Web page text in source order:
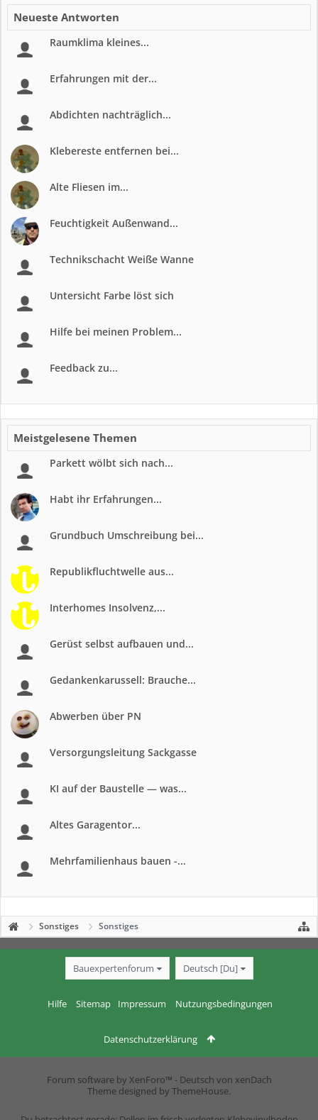
Neueste Antworten
Raumklima kleines...
Erfahrungen mit der...
Abdichten nachträglich...
Klebereste entfernen bei...
Alte Fliesen im...
Feuchtigkeit Außenwand...
Technikschacht Weiße Wanne
Untersicht Farbe löst sich
Hilfe bei meinen Problem...
Feedback zu...
Meistgelesene Themen
Parkett wölbt sich nach...
Habt ihr Erfahrungen...
Grundbuch Umschreibung bei...
Republikfluchtwelle aus...
Interhomes Insolvenz,...
Gerüst selbst aufbauen und...
Gedankenkarussell: Brauche...
Abwerben über PN
Versorgungsleitung Sackgasse
KI auf der Baustelle — was...
Altes Garagentor...
Mehrfamilienhaus bauen -...
Sonstiges Sonstiges
Bauexpertenforum Deutsch [Du]
Hilfe Sitemap Impressum Nutzungsbedingungen
Datenschutzerklärung
Forum software by XenForo™ - Deutsch von xenDach
Theme designed by ThemeHouse.